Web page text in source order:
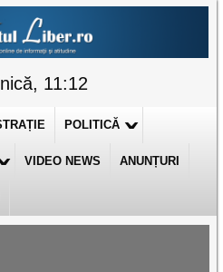
11:12
POLITICĂ
VIDEO NEWS ANUNȚURI